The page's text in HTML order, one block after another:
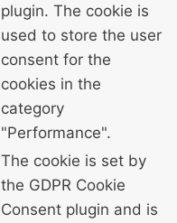
plugin. The cookie is
used to store the user
consent for the
cookies in the
category
"Performance".
The cookie is set by
the GDPR Cookie
Consent plugin and is